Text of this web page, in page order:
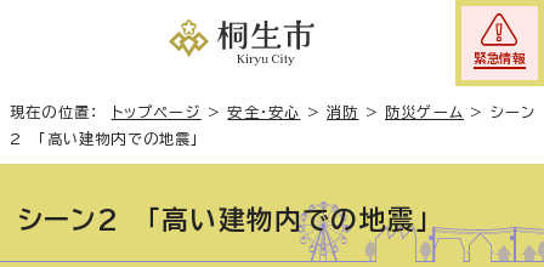
緊急情報
現在の位置： トップページ >安全・安心 >消防 > 防災ゲーム > シーン
2 「高い建物内での地震」
シーン2 「高い建物内での地震」